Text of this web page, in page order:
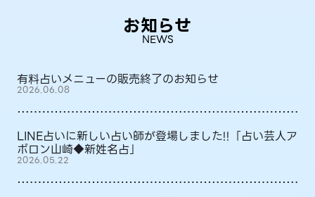
お知らせ
NEWS
有料占いメニューの販売終了のお知らせ
2026.06.08
LINE占いに新しい占い師が登場しました!!「占い芸人ア
ポロン山崎◆新姓名占」
2026.05.22